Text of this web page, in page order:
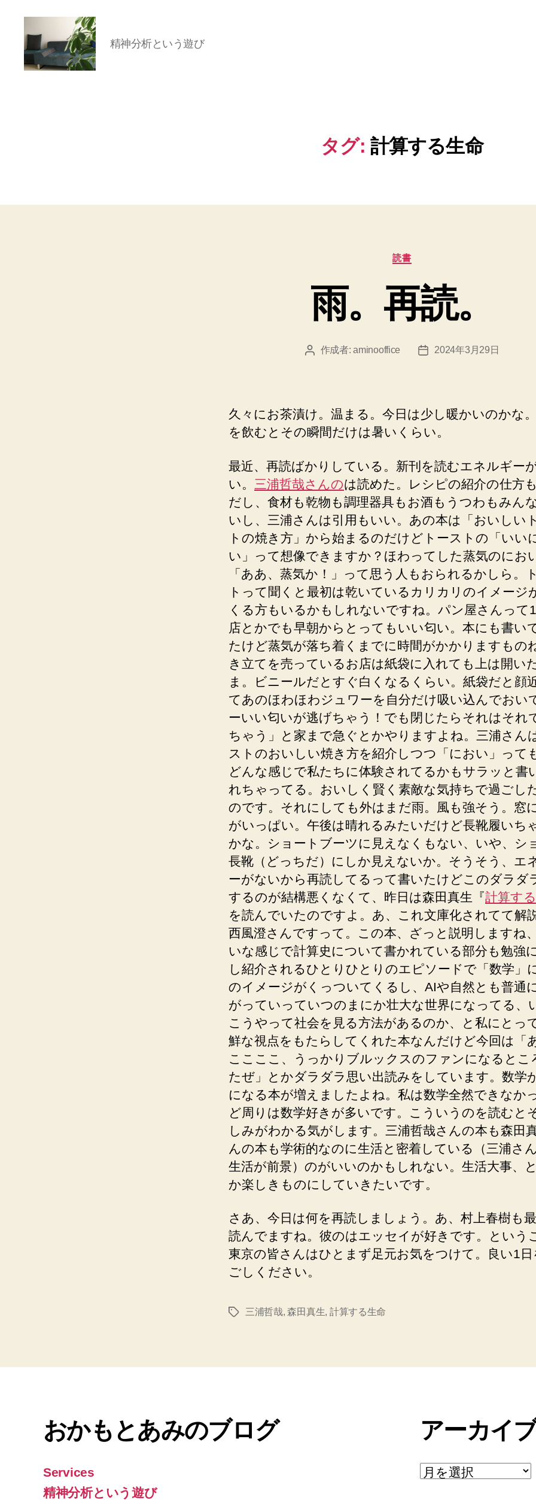
の
精神分析という遊び
タグ: 計算する生命
カ
テ
リ
ー
読書
雨。再読。
投 作成者:aminooffice
投
2024年3月29日
久々にお茶漬け。温まる。今日は少し暖かいのかな
を飲むとその瞬間だけは暑いくらい。
最近、再読ばかりしている。新刊を読むエネルギー
い。 三浦哲哉さんのは読めた。レシピの紹介の仕方
だし、食材も乾物も調理器具もお酒もうつわもみん
いし、三浦さんは引用もいい。あの本は「おいしい
トの焼き方」から始まるのだけどトーストの「いい
い」って想像できますか？ほわってした蒸気のにお
「ああ、蒸気か！」って思う人もおられるかしら。
トって聞くと最初は乾いているカリカリのイメージ
くる方もいるかもしれないですね。パン屋さんって
店とかでも早朝からとってもいい匂い。本にも書い
たけど蒸気が落ち着くまでに時間がかかりますもの
き立てを売っているお店は紙袋に入れても上は開い
ま。ビニールだとすぐ白くなるくらい。紙袋だと顔
てあのほわほわジュワーを自分だけ吸い込んでおい
ーいい匂いが逃げちゃう！でも閉じたらそれはそれ
ちゃう」と家まで急ぐとかやりますよね。三浦さん
ストのおいしい焼き方を紹介しつつ「におい」って
どんな感じで私たちに体験されてるかもサラッと書
れちゃってる。おいしく賢く素敵な気持ちで過ごし
のです。それにしても外はまだ雨。風も強そう。窓
がいっぱい。午後は晴れるみたいだけど長靴履いち
かな。ショートブーツに見えなくもない、いや、シ
長靴（どっちだ）にしか見えないか。そうそう、エ
ーがないから再読してるって書いたけどこのダラダ
するのが結構悪くなくて、昨日は森田真生『計算す
を読んでいたのですよ。あ、これ文庫化されてて解
西風澄さんですって。この本、ざっと説明しますね
いな感じで計算史について書かれている部分も勉強
し紹介されるひとりひとりのエピソードで「数学」
のイメージがくっついてくるし、AIや自然とも普通
がっていっていつのまにか壮大な世界になってる、
こうやって社会を見る方法があるのか、と私にとっ
鮮な視点をもたらしてくれた本なんだけど今回は「
ここここ、うっかりブルックスのファンになるとこ
たぜ」とかダラダラ思い出読みをしています。数学
になる本が増えましたよね。私は数学全然できなか
ど周りは数学好きが多いです。こういうのを読むと
しみがわかる気がします。三浦哲哉さんの本も森田
んの本も学術的なのに生活と密着している（三浦さ
生活が前景）のがいいのかもしれない。生活大事、
か楽しきものにしていきたいです。
さあ、今日は何を再読しましょう。あ、村上春樹も
読んでますね。彼のはエッセイが好きです。という
東京の皆さんはひとまず足元お気をつけて。良い1
ごしください。
タ
三浦哲哉,森田真生, 計算する生命
おかもとあみのブログ
Services
精神分析という遊び
アーカイ
ア
ー